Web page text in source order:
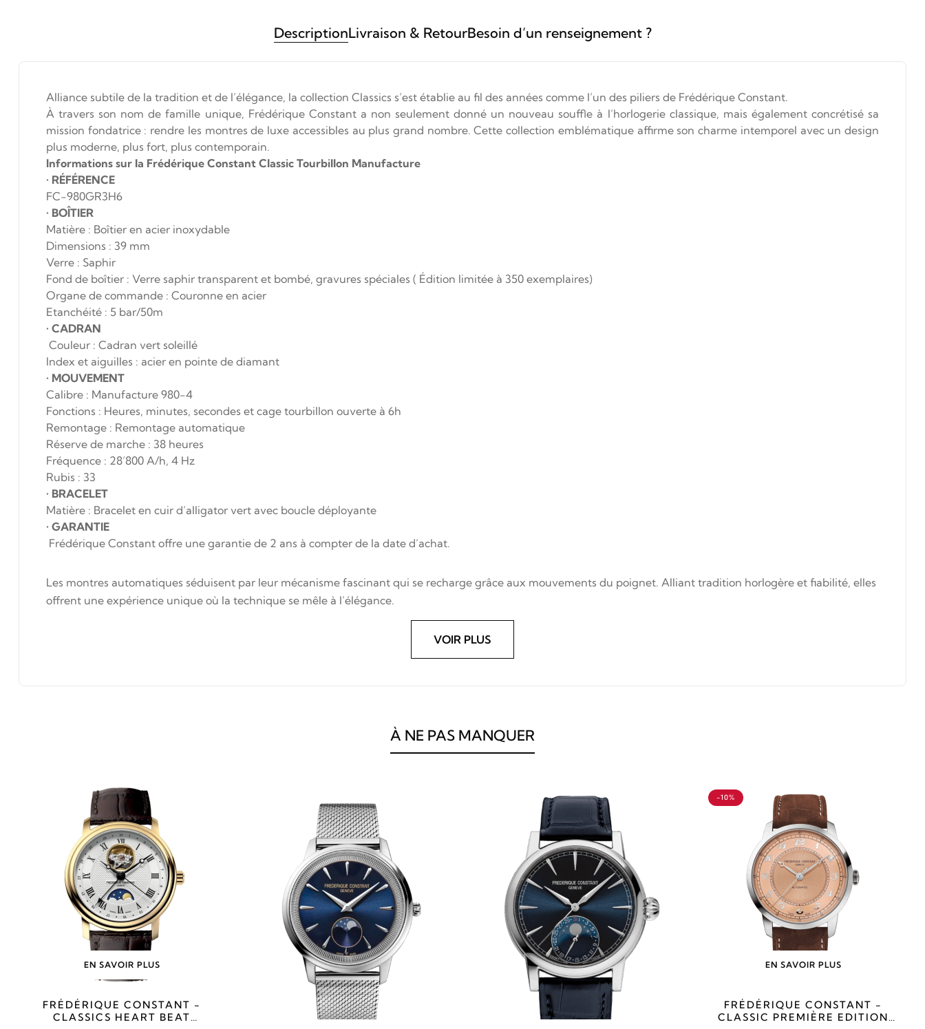
DescriptionLivraison & RetourBesoin d’un renseignement ?
Alliance subtile de la tradition et de l’élégance, la collection Classics s’est établie au fil des années comme l’un des piliers de Frédérique Constant.
À travers son nom de famille unique, Frédérique Constant a non seulement donné un nouveau souffle à l’horlogerie classique, mais également concrétisé sa
mission fondatrice : rendre les montres de luxe accessibles au plus grand nombre. Cette collection emblématique affirme son charme intemporel avec un design
plus moderne, plus fort, plus contemporain.
Informations sur la Frédérique Constant Classic Tourbillon Manufacture
• RÉFÉRENCE
FC-980GR3H6
• BOÎTIER
Matière : Boîtier en acier inoxydable
Dimensions : 39 mm
Verre : Saphir
Fond de boîtier : Verre saphir transparent et bombé, gravures spéciales ( Édition limitée à 350 exemplaires)
Organe de commande : Couronne en acier
Etanchéité : 5 bar/50m
• CADRAN
Couleur : Cadran vert soleillé
Index et aiguilles : acier en pointe de diamant
• MOUVEMENT
Calibre : Manufacture 980-4
Fonctions : Heures, minutes, secondes et cage tourbillon ouverte à 6h
Remontage : Remontage automatique
Réserve de marche : 38 heures
Fréquence : 28’800 A/h, 4 Hz
Rubis : 33
• BRACELET
Matière : Bracelet en cuir d’alligator vert avec boucle déployante
• GARANTIE
Frédérique Constant offre une garantie de 2 ans à compter de la date d’achat.
Les montres automatiques séduisent par leur mécanisme fascinant qui se recharge grâce aux mouvements du poignet. Alliant tradition horlogère et fiabilité, elles
offrent une expérience unique où la technique se mêle à l’élégance.
VOIR PLUS
À NE PAS MANQUER
EN SAVOIR PLUS
FRÉDÉRIQUE CONSTANT -
CLASSICS HEART BEAT
EN SAVOIR PLUS
-10%
FRÉDÉRIQUE CONSTANT -
CLASSIC PREMIÈRE EDITION